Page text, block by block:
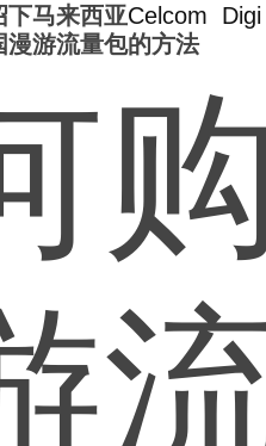
下马来西亚Celcom Digi
漫游流量包的方法